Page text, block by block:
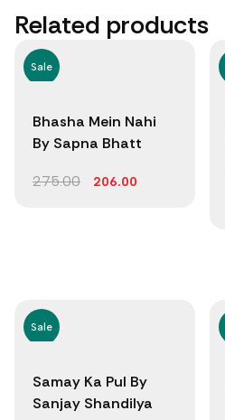
Related products
Sale
Bhasha Mein Nahi
By Sapna Bhatt
275.00 206.00
Sale
Samay Ka Pul By
Sanjay Shandilya